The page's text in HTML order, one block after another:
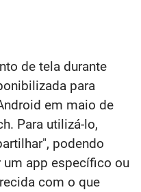
de tela durante
para
em maio de
Para utilizá-lo,
podendo
app específico ou
com o que